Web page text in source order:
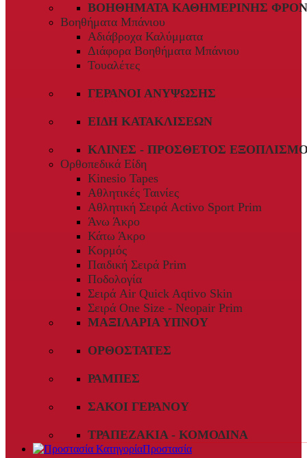
ΒΟΗΘΉΜΑΤΑ ΚΑΘΗΜΕΡΙΝΉΣ
Βοηθήματα Μπάνιου
Αδιάβροχα Καλύμματα
Διάφορα Βοηθήματα Μπάνιου
Τουαλέτες
ΓΕΡΑΝΟΊ ΑΝΎΨΩΣΗΣ
ΕΊΔΗ ΚΑΤΑΚΛΊΣΕΩΝ
ΚΛΊΝΕΣ - ΠΡΌΣΘΕΤΟΣ
Ορθοπεδικά Είδη
Kinesio Tapes
Αθλητικές Ταινίες
Αθλητική Σειρά Activo Sport Prim
Άνω Άκρο
Κάτω Άκρο
Κορμός
Παιδική Σειρά Prim
Ποδολογία
Σειρά Air Quick Aqtivo Skin
Σειρά One Size - Neopair Prim
ΜΑΞΙΛΆΡΙΑ ΎΠΝΟΥ
ΟΡΘΟΣΤΆΤΕΣ
ΡΆΜΠΕΣ
ΣΆΚΟΙ ΓΕΡΑΝΟΎ
ΤΡΑΠΕΖΆΚΙΑ - ΚΟΜΟΔΊΝΑ
Προστασία